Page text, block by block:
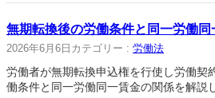
無期転換後の労働条件と同一労働同
2026年6月6日 カテゴリー : 労働法
労働者が無期転換申込権を行使し労働契
働条件と同一労働同一賃金の関係を解説